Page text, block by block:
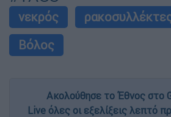
νεκρός
Βόλος
Ακολούθησε το Έθνος στο
Live όλες οι εξελίξεις λεπτό